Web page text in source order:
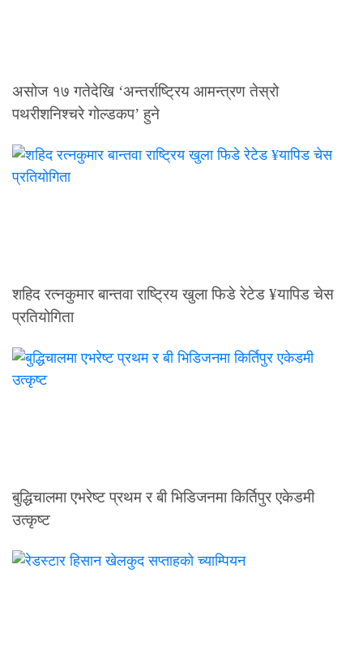
असोज १७ गतेदेखि ‘अन्तर्राष्ट्रिय आमन्त्रण तेस्रो
पथरीशनिश्चरे गोल्डकप’ हुने
शहिद रत्नकुमार बान्तवा राष्ट्रिय खुला फिडे रेटेड ¥यापिड चेस
प्रतियोगिता
बुद्धिचालमा एभरेष्ट प्रथम र बी भिडिजनमा किर्तिपुर एकेडमी
उत्कृष्ट